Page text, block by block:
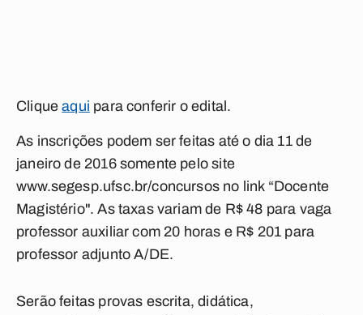
Cliqueaqui para conferir o edital.
As inscrições podem ser feitas até o dia 11 de
janeiro de 2016 somente pelo site
www.segesp.ufsc.br/concursos no link “Docente
Magistério". As taxas variam de R$ 48 para vaga
professor auxiliar com 20 horas e R$ 201 para
professor adjunto A/DE.
Serão feitas provas escrita, didática,